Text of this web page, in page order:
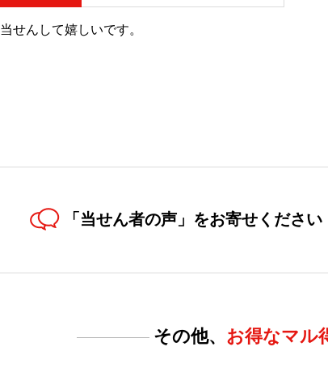
当せんして嬉しいです。
「当せん者の声」をお寄せください
その他、 お得なマル